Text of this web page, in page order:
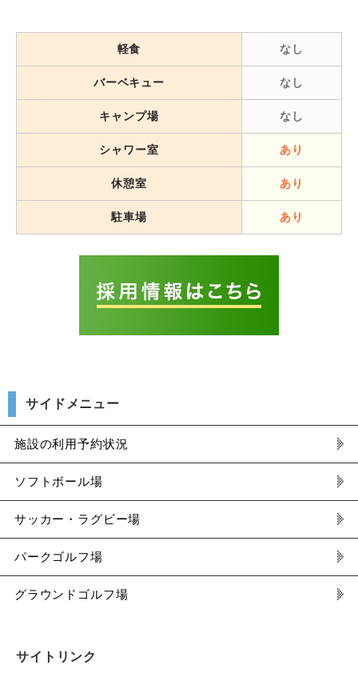
軽食 なし
バーベキュー なし
キャンプ場 なし
シャワー室 あり
休憩室 あり
駐車場 あり
サイドメニュー
施設の利用予約状況
ソフトボール場
サッカー・ラグビー場
パークゴルフ場
グラウンドゴルフ場
サイトリンク